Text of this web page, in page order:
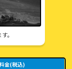
。
金(税込)